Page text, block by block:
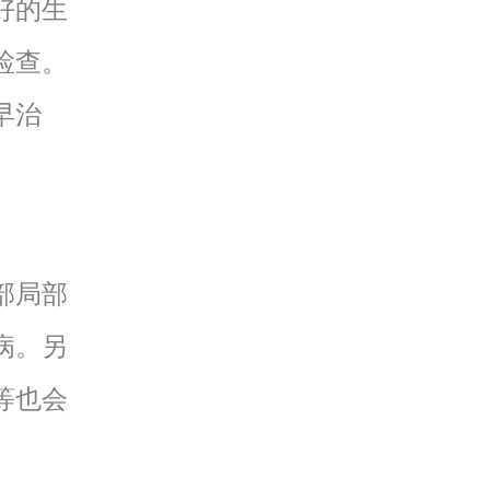
的生
。
治
局部
。另
也会